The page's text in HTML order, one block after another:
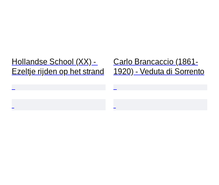
Hollandse School (XX) -
Ezeltje rijden op het strand
Carlo Brancaccio (1861-
1920) - Veduta di Sorrento